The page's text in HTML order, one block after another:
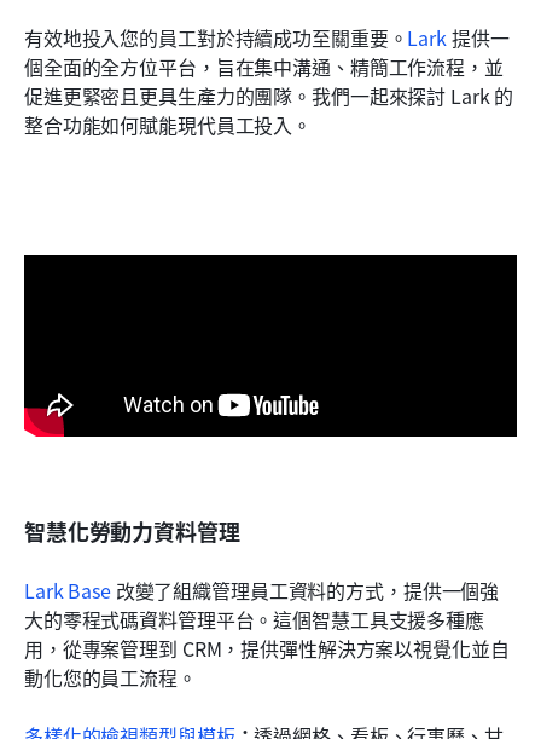
有效地投入您的員工對於持續成功至關重要。 Lark 提供一
個全面的全方位平台，旨在集中溝通、精簡工作流程，並
促進更緊密且更具生產力的團隊。我們一起來探討 Lark 的
整合功能如何賦能現代員工投入。
智慧化勞動力資料管理
Lark Base 改變了組織管理員工資料的方式，提供一個強
大的零程式碼資料管理平台。這個智慧工具支援多種應
用，從專案管理到 CRM，提供彈性解決方案以視覺化並自
動化您的員工流程。